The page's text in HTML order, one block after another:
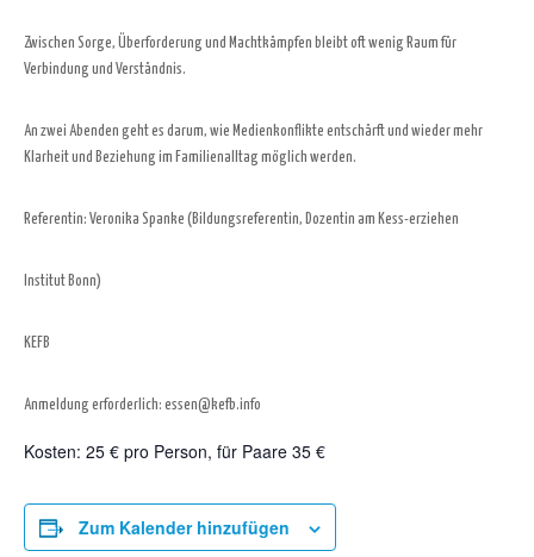
Zwischen Sorge, Überforderung und Machtkämpfen bleibt oft wenig Raum für
Verbindung und Verständnis.
An zwei Abenden geht es darum, wie Medienkonflikte entschärft und wieder mehr
Klarheit und Beziehung im Familienalltag möglich werden.
Referentin: Veronika Spanke (Bildungsreferentin, Dozentin am Kess-erziehen
Institut Bonn)
KEFB
Anmeldung erforderlich: essen@kefb.info
Kosten: 25 € pro Person, für Paare 35 €
Zum Kalender hinzufügen